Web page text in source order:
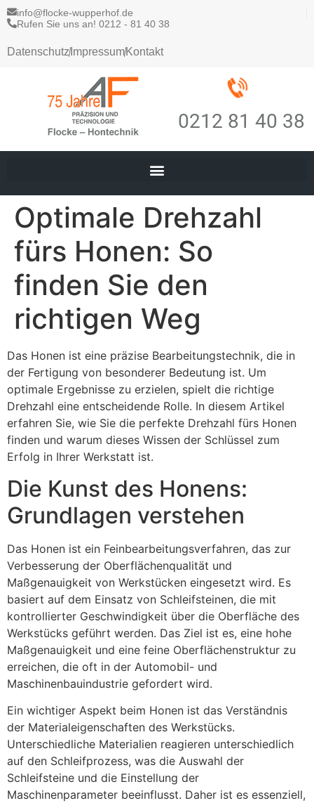
info@flocke-wupperhof.de
Rufen Sie uns an! 0212 - 81 40 38
DatenschutzImpressumKontakt
0212 81 40 38
Optimale Drehzahl
fürs Honen: So
finden Sie den
richtigen Weg
Das Honen ist eine präzise Bearbeitungstechnik, die in
der Fertigung von besonderer Bedeutung ist. Um
optimale Ergebnisse zu erzielen, spielt die richtige
Drehzahl eine entscheidende Rolle. In diesem Artikel
erfahren Sie, wie Sie die perfekte Drehzahl fürs Honen
finden und warum dieses Wissen der Schlüssel zum
Erfolg in Ihrer Werkstatt ist.
Die Kunst des Honens:
Grundlagen verstehen
Das Honen ist ein Feinbearbeitungsverfahren, das zur
Verbesserung der Oberflächenqualität und
Maßgenauigkeit von Werkstücken eingesetzt wird. Es
basiert auf dem Einsatz von Schleifsteinen, die mit
kontrollierter Geschwindigkeit über die Oberfläche des
Werkstücks geführt werden. Das Ziel ist es, eine hohe
Maßgenauigkeit und eine feine Oberflächenstruktur zu
erreichen, die oft in der Automobil- und
Maschinenbauindustrie gefordert wird.
Ein wichtiger Aspekt beim Honen ist das Verständnis
der Materialeigenschaften des Werkstücks.
Unterschiedliche Materialien reagieren unterschiedlich
auf den Schleifprozess, was die Auswahl der
Schleifsteine und die Einstellung der
Maschinenparameter beeinflusst. Daher ist es essenziell,